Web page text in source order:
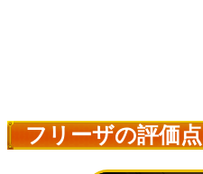
フリーザの評価点